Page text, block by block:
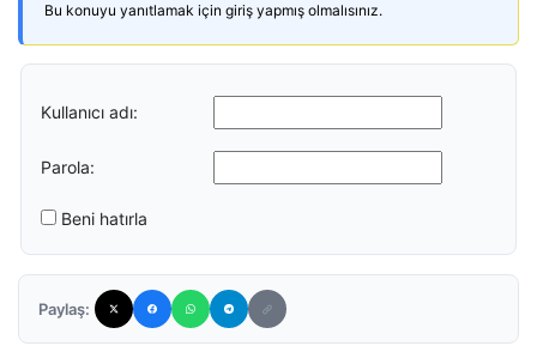
Bu konuyu yanıtlamak için giriş yapmış olmalısınız.
Kullanıcı adı:
Parola:
Beni hatırla
Paylaş: